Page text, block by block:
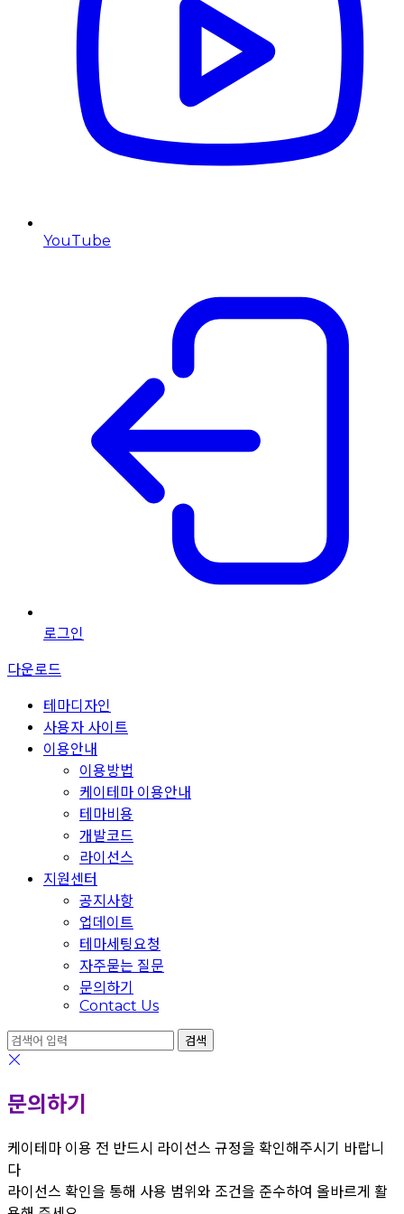
YouTube
로그인
다운로드
테마디자인
사용자 사이트
이용안내
이용방법
케이테마 이용안내
테마비용
개발코드
라이선스
지원센터
공지사항
업데이트
테마세팅요청
자주묻는 질문
문의하기
Contact Us
문의하기
케이테마 이용 전 반드시 라이선스 규정을 확인해주시기 바랍니
다
라이선스 확인을 통해 사용 범위와 조건을 준수하여 올바르게 활